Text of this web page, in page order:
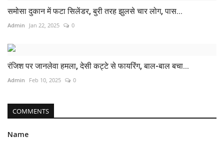
समोसा दुकान में फटा सिलेंडर, बुरी तरह झुलसे चार लोग, पास...
Admin Jan 22, 2025 0
रंजिश पर जानलेवा हमला, देसी कट्टे से फायरिंग, बाल-बाल बचा...
Admin Feb 10, 2025 0
COMMENTS
Name